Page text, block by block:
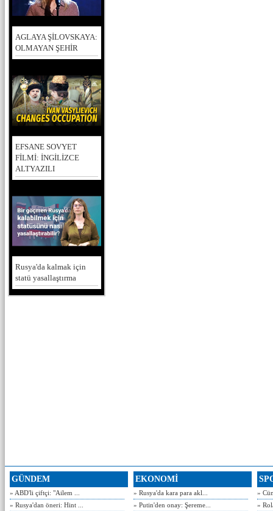
AGLAYA ŞİLOVSKAYA:
OLMAYAN ŞEHİR
EFSANE SOVYET
FİLMİ: İNGİLİZCE
ALTYAZILI
Rusya'da kalmak için
statü yasallaştırma
GÜNDEM
» ABD'li çiftçi: "Ailem ...
» Rusya'dan öneri: Hint ...
EKONOMİ
» Rusya'da kara para akl...
» Putin'den onay: Şereme...
»
»